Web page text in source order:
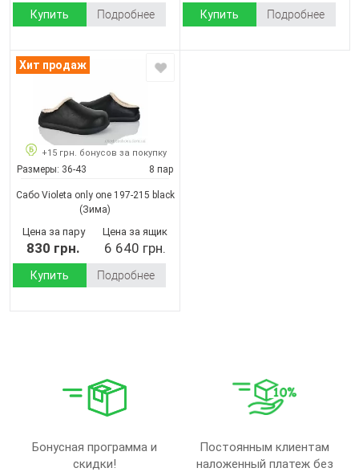
Купить Подробнее Купить Подробнее
Хит продаж
+15 грн. бонусов за покупку
Размеры: 36-43 8 пар
Сабо Violeta only one 197-215 black
(Зима)
Цена за пару
830 грн.
Цена за ящик
6 640 грн.
Купить Подробнее
Бонусная программа и
скидки!
Постоянным клиентам
наложенный платеж без